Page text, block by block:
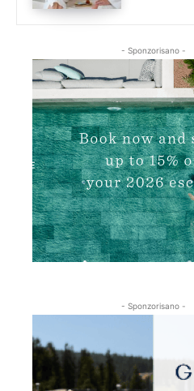
- Sponzorisano -
- Sponzorisano -